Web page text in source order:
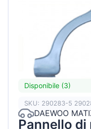
Disponibile (3)
SKU: 290283-5
DAEWOO
Pannello